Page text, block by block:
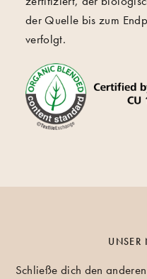
der Quelle bis zum
verfolgt.
UNSER
Schließe dich den